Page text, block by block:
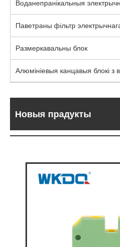
Воданепранікальныя
Паветраны фільтр
Размеркавальны блок
Алюмініевыя канцавыя блокі з
Новыя прадукты